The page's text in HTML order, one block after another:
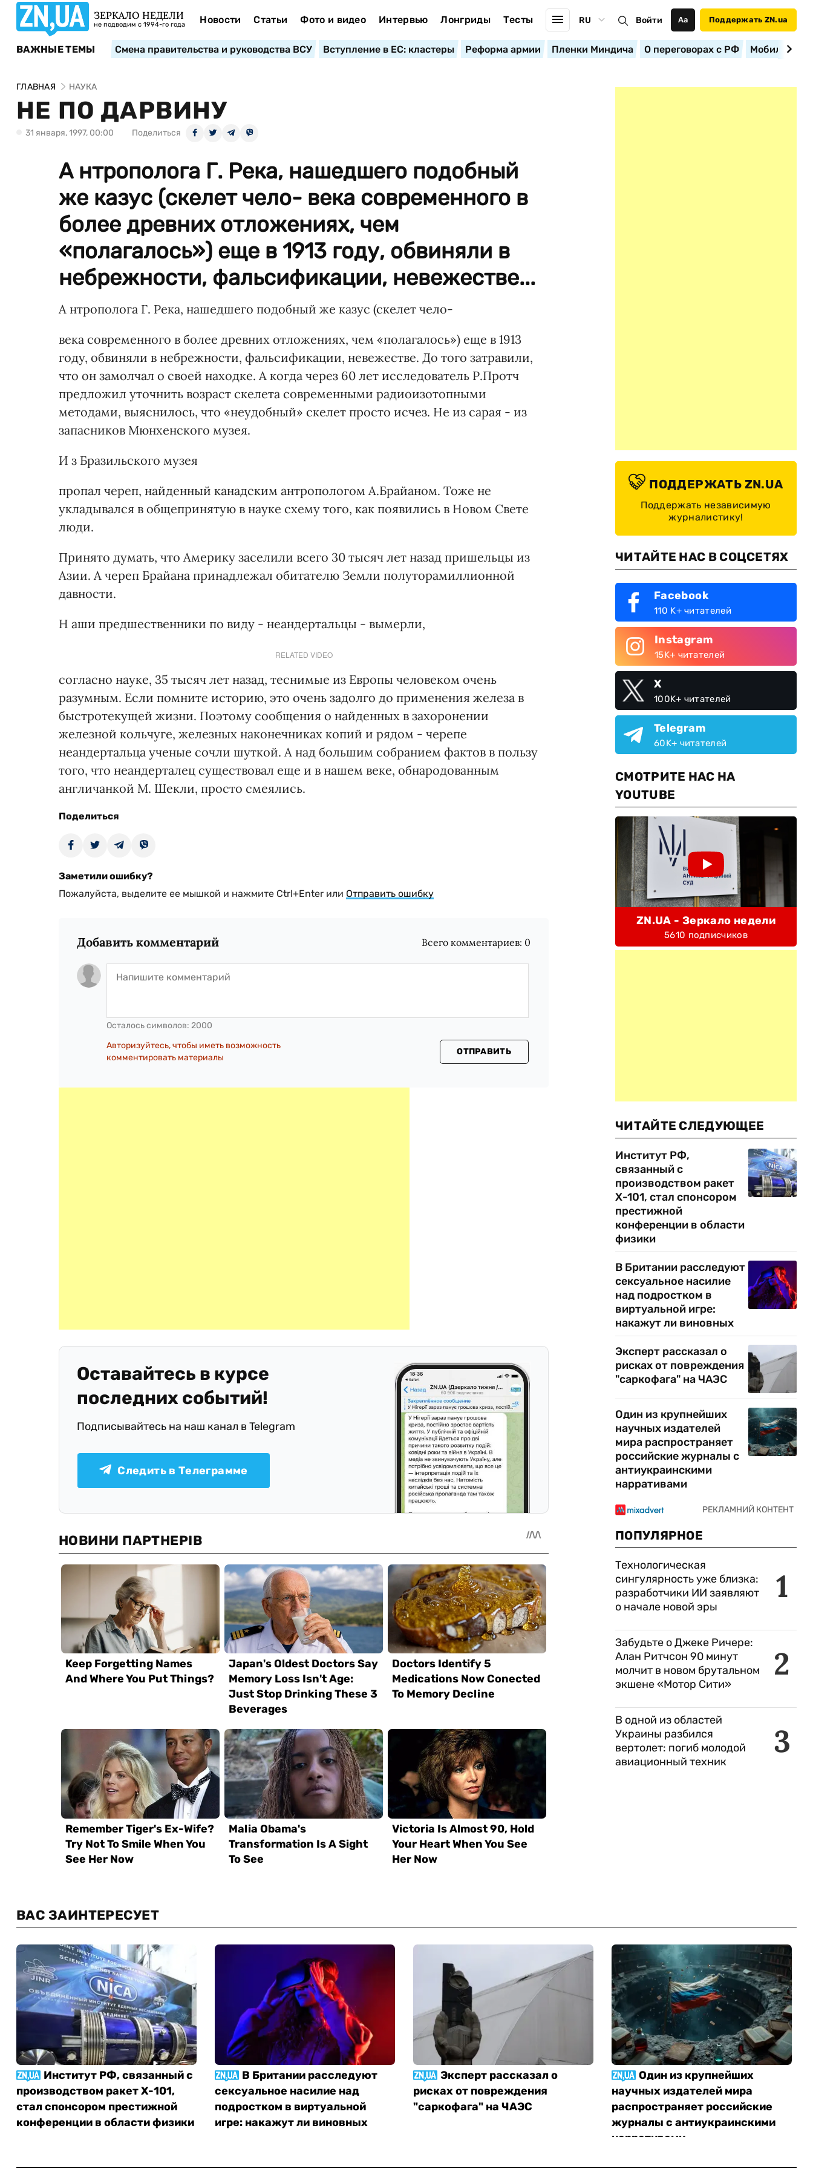
ЗЕРКАЛО НЕДЕЛИ
не подводим с 1994-го года Новости Статьи Фото и видео Интервью Лонгриды Тесты RU Войти Аа Поддержать ZN.ua
ВАЖНЫЕ ТЕМЫ Смена правительства и руководства ВСУ Вступление в ЕС: кластеры Реформа армии Пленки Миндича О переговорах с РФ
ГЛАВНАЯ НАУКА
НЕ ПО ДАРВИНУ
31 января, 1997, 00:00 Поделиться
А нтрополога Г. Река, нашедшего подобный
же казус (скелет чело- века современного в
более древних отложениях, чем
«полагалось») еще в 1913 году, обвиняли в
небрежности, фальсификации, невежестве...
А нтрополога Г. Река, нашедшего подобный же казус (скелет чело-
века современного в более древних отложениях, чем «полагалось») еще в 1913
году, обвиняли в небрежности, фальсификации, невежестве. До того затравили,
что он замолчал о своей находке. А когда через 60 лет исследователь Р.Протч
предложил уточнить возраст скелета современными радиоизотопными
методами, выяснилось, что «неудобный» скелет просто исчез. Не из сарая - из
запасников Мюнхенского музея.
И з Бразильского музея
пропал череп, найденный канадским антропологом А.Брайаном. Тоже не
укладывался в общепринятую в науке схему того, как появились в Новом Свете
люди.
Принято думать, что Америку заселили всего 30 тысяч лет назад пришельцы из
Азии. А череп Брайана принадлежал обитателю Земли полуторамиллионной
давности.
Н аши предшественники по виду - неандертальцы - вымерли,
RELATED VIDEO
согласно науке, 35 тысяч лет назад, теснимые из Европы человеком очень
разумным. Если помните историю, это очень задолго до применения железа в
быстротекущей жизни. Поэтому сообщения о найденных в захоронении
железной кольчуге, железных наконечниках копий и рядом - черепе
неандертальца ученые сочли шуткой. А над большим собранием фактов в пользу
того, что неандерталец существовал еще и в нашем веке, обнародованным
англичанкой М. Шекли, просто смеялись.
Поделиться
Заметили ошибку?
Пожалуйста, выделите ее мышкой и нажмите Ctrl+Enter или Отправить ошибку
Добавить комментарий Всего комментариев: 0
Осталось символов: 2000
Авторизуйтесь, чтобы иметь возможность
комментировать материалы
ОТПРАВИТЬ
Оставайтесь в курсе
последних событий!
Подписывайтесь на наш канал в Telegram
Следить в Телеграмме
ПОДДЕРЖАТЬ ZN.UA
Поддержать независимую
журналистику!
ЧИТАЙТЕ НАС В СОЦСЕТЯХ
Facebook
110 K+ читателей
Instagram
15K+ читателей
X
100K+ читателей
Telegram
60K+ читателей
СМОТРИТЕ НАС НА
YOUTUBE
ZN.UA - Зеркало недели
5610 подписчиков
ЧИТАЙТЕ СЛЕДУЮЩЕЕ
Институт РФ,
связанный с
производством ракет
Х-101, стал спонсором
престижной
конференции в области
физики
В Британии расследуют
сексуальное насилие
над подростком в
виртуальной игре:
накажут ли виновных
Эксперт рассказал о
рисках от повреждения
"саркофага" на ЧАЭС
Один из крупнейших
научных издателей
мира распространяет
российские журналы с
антиукраинскими
нарративами
ПОПУЛЯРНОЕ
1
Технологическая
сингулярность уже близка:
разработчики ИИ заявляют
о начале новой эры
2
Забудьте о Джеке Ричере:
Алан Ритчсон 90 минут
молчит в новом брутальном
экшене «Мотор Сити»
3
В одной из областей
Украины разбился
вертолет: погиб молодой
авиационный техник
ВАС ЗАИНТЕРЕСУЕТ
Институт РФ, связанный с
производством ракет Х-101,
стал спонсором престижной
конференции в области физики
В Британии расследуют
сексуальное насилие над
подростком в виртуальной
игре: накажут ли виновных
Эксперт рассказал о
рисках от повреждения
"саркофага" на ЧАЭС
Один из крупнейших
научных издателей мира
распространяет российские
журналы с антиукраинскими
нарративами